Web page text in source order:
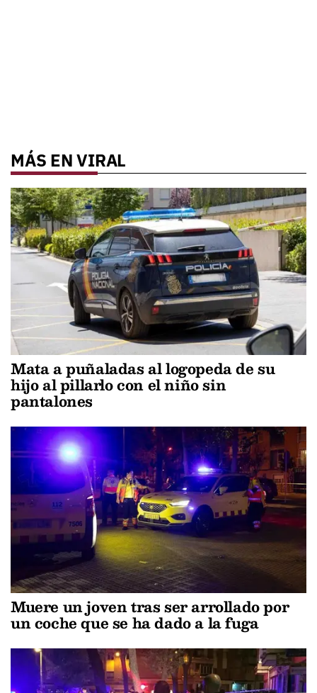
MÁS EN VIRAL
Mata a puñaladas al logopeda de su
hijo al pillarlo con el niño sin
pantalones
Muere un joven tras ser arrollado por
un coche que se ha dado a la fuga